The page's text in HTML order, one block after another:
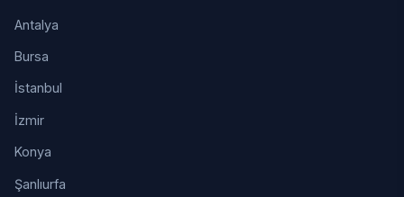
Antalya
Bursa
İstanbul
İzmir
Konya
Şanlıurfa